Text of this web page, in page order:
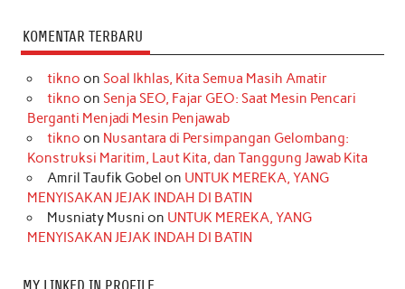
KOMENTAR TERBARU
tikno on Soal Ikhlas, Kita Semua Masih Amatir
tikno on Senja SEO, Fajar GEO: Saat Mesin Pencari
Berganti Menjadi Mesin Penjawab
tikno on Nusantara di Persimpangan Gelombang:
Konstruksi Maritim, Laut Kita, dan Tanggung Jawab Kita
Amril Taufik Gobel on UNTUK MEREKA, YANG
MENYISAKAN JEJAK INDAH DI BATIN
Musniaty Musni on UNTUK MEREKA, YANG
MENYISAKAN JEJAK INDAH DI BATIN
MY LINKED IN PROFILE